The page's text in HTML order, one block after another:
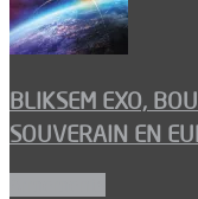
BLIKSEM EXO,
SOUVERAIN EN